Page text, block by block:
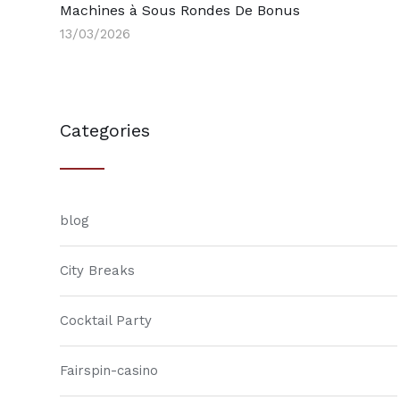
Machines à Sous Rondes De Bonus
13/03/2026
Categories
blog
City Breaks
Cocktail Party
Fairspin-casino